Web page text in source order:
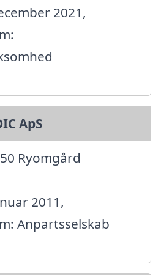
2021,
ApS
Ryomgård
2011,
Anpartsselskab